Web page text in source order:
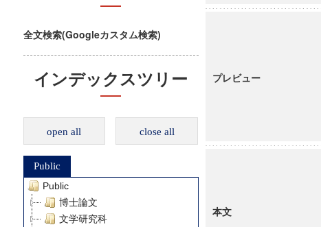
全文検索(Googleカスタム検索)
インデックスツリー
open all close all
Public
Public
博士論文
文学研究科
プレビュー
本文